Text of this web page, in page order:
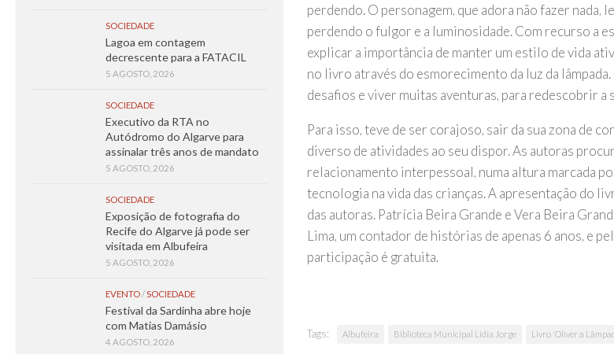
perdendo. O personagem, que adora não fazer nada,
perdendo o fulgor e a luminosidade. Com recurso a
explicar a importância de manter um estilo de vida
no livro através do esmorecimento da luz da
desafios e viver muitas aventuras, para redescobrir
Para isso, teve de ser corajoso, sair da sua zona de
diverso de atividades ao seu dispor. As autoras
relacionamento interpessoal, numa altura marcada
tecnologia na vida das crianças. A apresentação do
das autoras. Patrícia Beira Grande e Vera Beira
Lima, um contador de histórias de apenas 6 anos, e
participação é gratuita.
Tags: Albufeira Biblioteca Municipal Lídia Jorge Livro 'Oliver a
SOCIEDADE
Lagoa em contagem
decrescente para a FATACIL
5 AGOSTO, 2026
SOCIEDADE
Executivo da RTA no
Autódromo do Algarve para
assinalar três anos de mandato
5 AGOSTO, 2026
SOCIEDADE
Exposição de fotografia do
Recife do Algarve já pode ser
visitada em Albufeira
5 AGOSTO, 2026
EVENTO/SOCIEDADE
Festival da Sardinha abre hoje
com Matias Damásio
4 AGOSTO, 2026